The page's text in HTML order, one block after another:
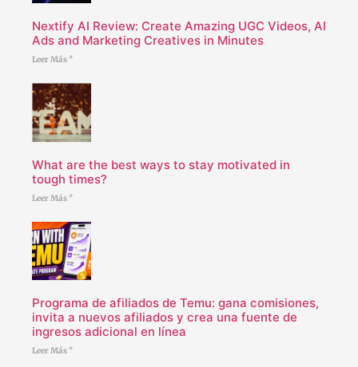
Nextify AI Review: Create Amazing UGC Videos, AI
Ads and Marketing Creatives in Minutes
Leer Más "
What are the best ways to stay motivated in
tough times?
Leer Más "
Programa de afiliados de Temu: gana comisiones,
invita a nuevos afiliados y crea una fuente de
ingresos adicional en línea
Leer Más "